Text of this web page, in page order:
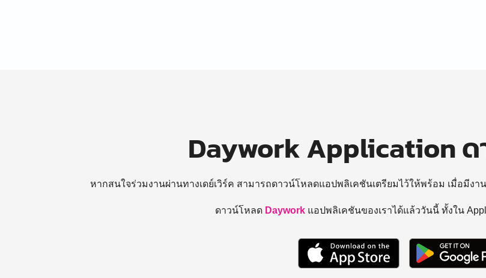
Daywork Application ด
หากสนใจร่วมงานผ่านทางเดย์เวิร์ค สามารถดาวน์โหลดแอปพลิเคชันเตรียมไว้ให้พร้อม เมื่อมีงา
ดาวน์โหลด Daywork แอปพลิเคชันของเราได้แล้ววันนี้ ทั้งใน